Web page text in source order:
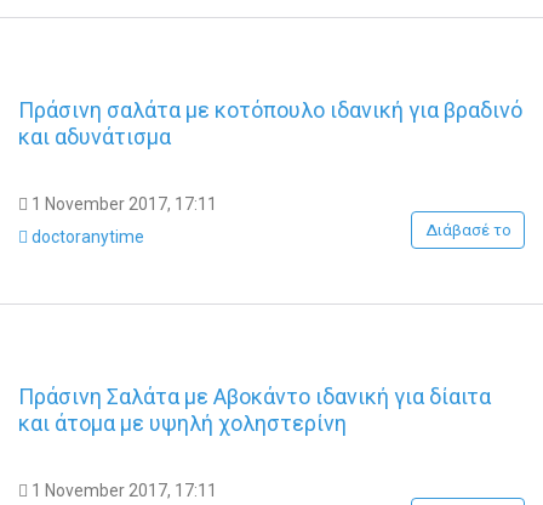
Πράσινη σαλάτα με κοτόπουλο ιδανική για βραδινό
και αδυνάτισμα
1 November 2017, 17:11
doctoranytime
Διάβασέ το
Πράσινη Σαλάτα με Αβοκάντο ιδανική για δίαιτα
και άτομα με υψηλή χοληστερίνη
1 November 2017, 17:11